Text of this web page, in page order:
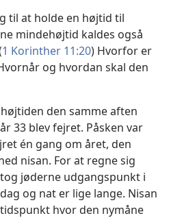
til at holde en højtid til
mindehøjtid kaldes også
1 Korinther 11:20) Hvorfor er
og hvordan skal den
den samme aften
33 blev fejret. Påsken var
én gang om året, den
nisan. For at regne sig
jøderne udgangspunkt i
og nat er lige lange. Nisan
hvor den nymåne